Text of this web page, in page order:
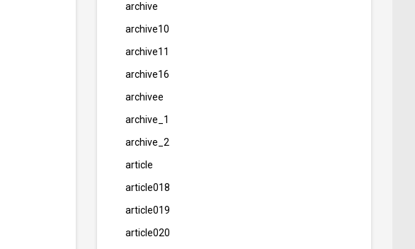
archive
archive10
archive11
archive16
archivee
archive_1
archive_2
article
article018
article019
article020